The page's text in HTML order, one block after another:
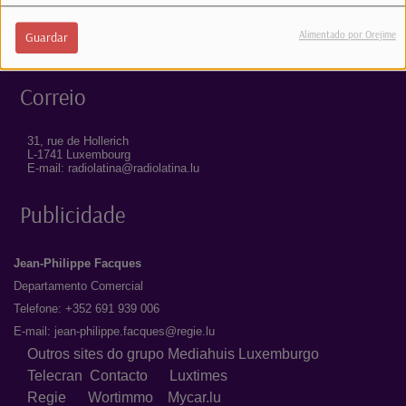
Guardar Alimentado por Orejime
L-1741 Luxembourg
Telefone: 1363
Correio
31, rue de Hollerich
L-1741 Luxembourg
E-mail: radiolatina@radiolatina.lu
Publicidade
Jean-Philippe Facques
Departamento Comercial
Telefone: +352 691 939 006
E-mail: jean-philippe.facques@regie.lu
Outros sites do grupo Mediahuis Luxemburgo
Telecran Contacto
Luxtimes
Regie Wortimmo Mycar.lu